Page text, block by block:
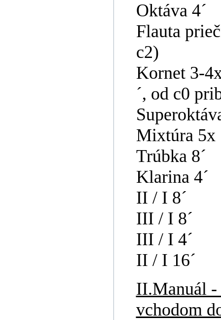
Oktáva 4´
Flauta
c2)
Kornet 3-
´, od c0
Mixtúra 5x
Trúbka 8´
Klarina 4´
II / I 8´
III / I 8´
III / I 4´
II / I 16´
II.Manuál -
vchodom